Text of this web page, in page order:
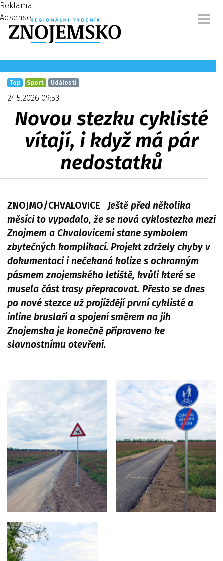
Reklama
Adsense
Top Sport Události
24.5.2026 09:53
Novou stezku cyklisté
vítají, i když má pár
nedostatků
ZNOJMO/CHVALOVICE Ještě před několika
měsíci to vypadalo, že se nová cyklostezka mezi
Znojmem a Chvalovicemi stane symbolem
zbytečných komplikací. Projekt zdržely chyby v
dokumentaci i nečekaná kolize s ochranným
pásmem znojemského letiště, kvůli které se
musela část trasy přepracovat. Přesto se dnes
po nové stezce už projíždějí první cyklisté a
inline bruslaři a spojení směrem na jih
Znojemska je konečně připraveno ke
slavnostnímu otevření.